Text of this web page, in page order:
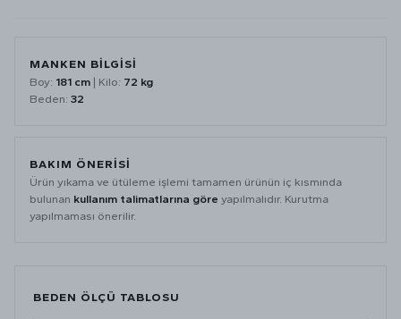
MANKEN BİLGİSİ
Boy: 181 cm | Kilo: 72 kg
Beden: 32
BAKIM ÖNERİSİ
Ürün yıkama ve ütüleme işlemi tamamen ürünün iç kısmında
bulunan kullanım talimatlarına göre yapılmalıdır. Kurutma
yapılmaması önerilir.
BEDEN ÖLÇÜ TABLOSU